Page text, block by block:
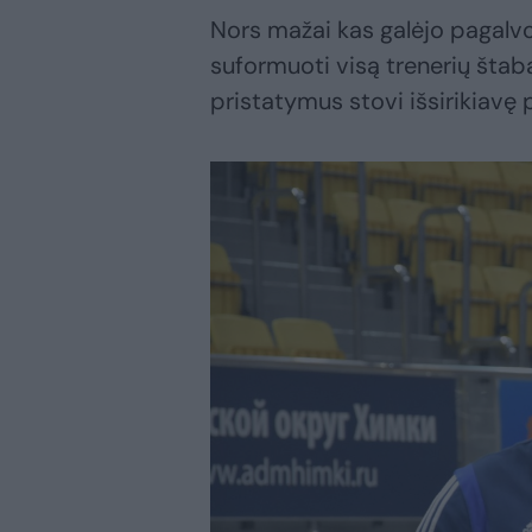
Nors mažai kas galėjo
suformuoti visą trenerių
pristatymus stovi išsirikiavę